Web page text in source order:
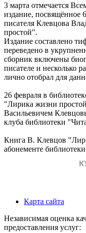
3 марта отмечается
издание, посвящённое
писателя Клевцова
простой".
Издание составлено
переведено в
сборник включены
писателе и несколько
лично отобрал для
26 февраля в
"Лирика жизни
Васильевичем
клуба библиотеки
Книга В. Клевцов
абонементе
Карта сайта
Независимая оценка
предоставления услуг: